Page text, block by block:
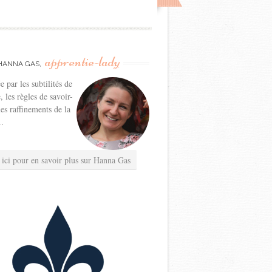
GAS, apprentie-lady
par les subtilités de
les règles de savoir-
raffinements de la
pour en savoir plus sur Hanna Gas